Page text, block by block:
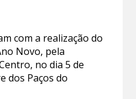
com a realização do
Novo, pela
no dia 5 de
dos Paços do